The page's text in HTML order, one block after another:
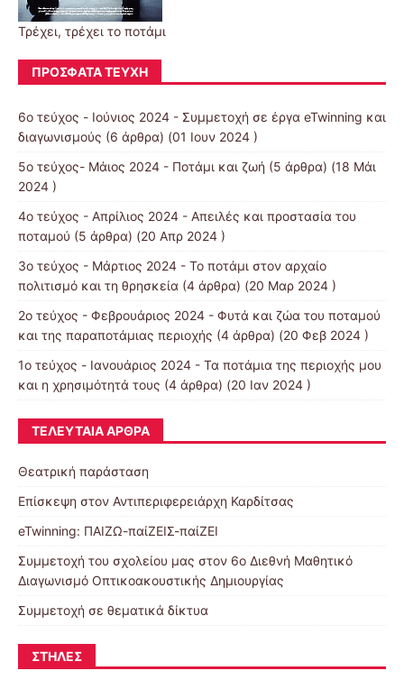
Τρέχει, τρέχει το ποτάμι
ΠΡΌΣΦΑΤΑ ΤΕΎΧΗ
6ο τεύχος - Ιούνιος 2024 - Συμμετοχή σε έργα eTwinning και
διαγωνισμούς (6 άρθρα) (01 Ιουν 2024 )
5ο τεύχος- Μάιος 2024 - Ποτάμι και ζωή (5 άρθρα) (18 Μάι
2024 )
4ο τεύχος - Απρίλιος 2024 - Απειλές και προστασία του
ποταμού (5 άρθρα) (20 Απρ 2024 )
3ο τεύχος - Μάρτιος 2024 - Το ποτάμι στον αρχαίο
πολιτισμό και τη θρησκεία (4 άρθρα) (20 Μαρ 2024 )
2ο τεύχος - Φεβρουάριος 2024 - Φυτά και ζώα του ποταμού
και της παραποτάμιας περιοχής (4 άρθρα) (20 Φεβ 2024 )
1ο τεύχος - Ιανουάριος 2024 - Τα ποτάμια της περιοχής μου
και η χρησιμότητά τους (4 άρθρα) (20 Ιαν 2024 )
ΤΕΛΕΥΤΑΊΑ ΆΡΘΡΑ
Θεατρική παράσταση
Επίσκεψη στον Αντιπεριφερειάρχη Καρδίτσας
eTwinning: ΠΑΙΖΩ-παίΖΕΙΣ-παίΖΕΙ
Συμμετοχή του σχολείου μας στον 6ο Διεθνή Μαθητικό
Διαγωνισμό Οπτικοακουστικής Δημιουργίας
Συμμετοχή σε θεματικά δίκτυα
ΣΤΉΛΕΣ